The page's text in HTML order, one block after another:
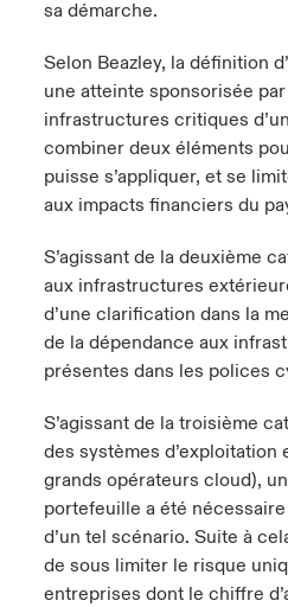
sa démarche.
Selon Beazley, la définition
une atteinte sponsorisée
infrastructures critiques
combiner deux éléments
puisse s’appliquer, et se
aux impacts financiers du
S’agissant de la deuxième
aux infrastructures
d’une clarification dans la
de la dépendance aux
présentes dans les polices
S’agissant de la troisième
des systèmes d’exploitation
grands opérateurs cloud),
portefeuille a été
d’un tel scénario. Suite à
de sous limiter le risque
entreprises dont le chiffre